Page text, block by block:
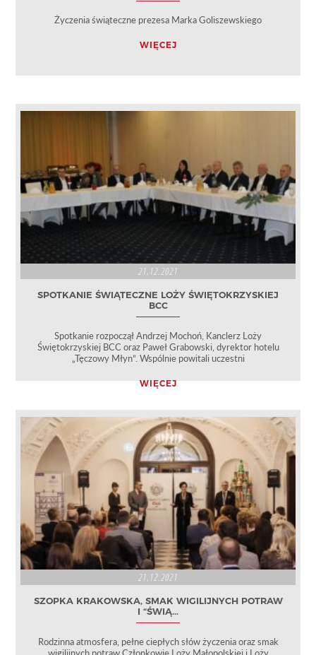
Życzenia świąteczne prezesa Marka Goliszewskiego
WIĘCEJ
21.12.2021
SPOTKANIE ŚWIĄTECZNE LOŻY ŚWIĘTOKRZYSKIEJ
BCC
Spotkanie rozpoczął Andrzej Mochoń, Kanclerz Loży
Świętokrzyskiej BCC oraz Paweł Grabowski, dyrektor hotelu
„Tęczowy Młyn”. Wspólnie powitali uczestni
WIĘCEJ
21.12.2021
SZOPKA KRAKOWSKA, SMAK WIGILIJNYCH POTRAW
I “ŚWIĄ...
Rodzinna atmosfera, pełne ciepłych słów życzenia oraz smak